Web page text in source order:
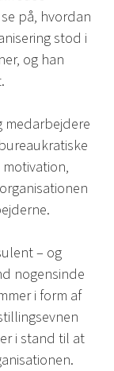
på, hvordan
stod i
og han
medarbejdere
– og
nogensinde
i form af
i stand til at